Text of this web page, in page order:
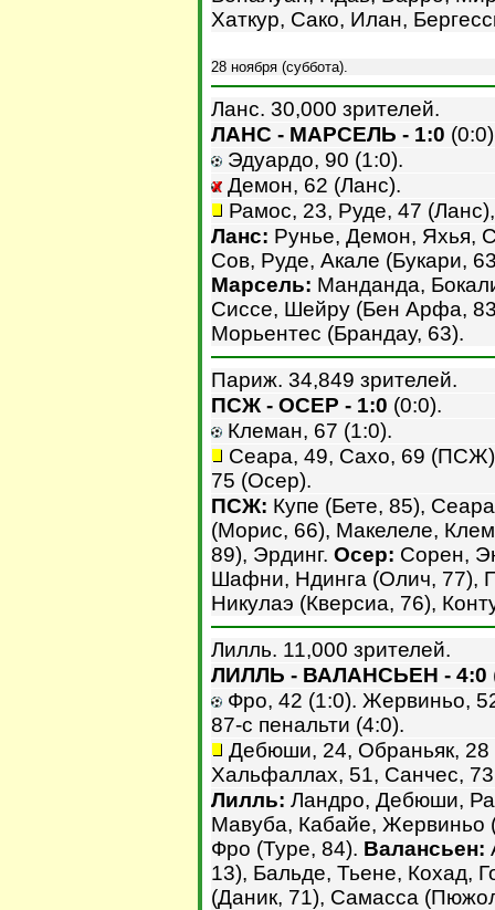
Хаткур, Сако, Илан,
28 ноября (суббота).
Ланс. 30,000 зрителей.
ЛАНС - МАРСЕЛЬ - 1:0
Эдуардо, 90 (1:0).
Демон, 62 (Ланс).
Рамос, 23, Руде, 47
Ланс: Рунье, Демон, Яхья,
Сов, Руде, Акале (Букари,
Марсель: Манданда,
Сиссе, Шейру (Бен Арфа,
Морьентес (Брандау, 63).
Париж. 34,849 зрителей.
ПСЖ - ОСЕР - 1:0 (0:0).
Клеман, 67 (1:0).
Сеара, 49, Сахо, 69
75 (Осер).
ПСЖ: Купе (Бете, 85),
(Морис, 66), Макелеле,
89), Эрдинг. Осер: Сорен,
Шафни, Ндинга (Олич, 77),
Никулаэ (Кверсиа, 76),
Лилль. 11,000 зрителей.
ЛИЛЛЬ - ВАЛАНСЬЕН - 4:0
Фро, 42 (1:0). Жервиньо,
87-с пенальти (4:0).
Дебюши, 24, Обраньяк, 28
Хальфаллах, 51, Санчес,
Лилль: Ландро, Дебюши,
Мавуба, Кабайе, Жервиньо
Фро (Туре, 84). Валансьен:
13), Бальде, Тьене, Кохад,
(Даник, 71), Самасса